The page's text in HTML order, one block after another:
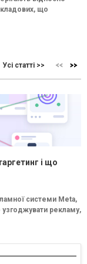
що
Усі статті >>
і що
системи Meta,
узгоджувати рекламу,